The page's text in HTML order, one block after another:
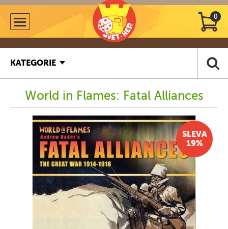
0
KATEGORIE
World in Flames: Fatal Alliances
SLEVA
19%